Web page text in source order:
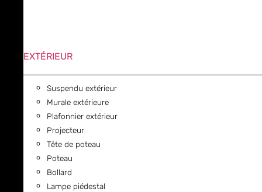
EXTÉRIEUR
Suspendu extérieur
Murale extérieure
Plafonnier extérieur
Projecteur
Tête de poteau
Poteau
Bollard
Lampe piédestal